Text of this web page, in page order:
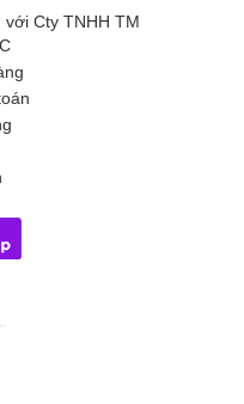
Cty TNHH TM